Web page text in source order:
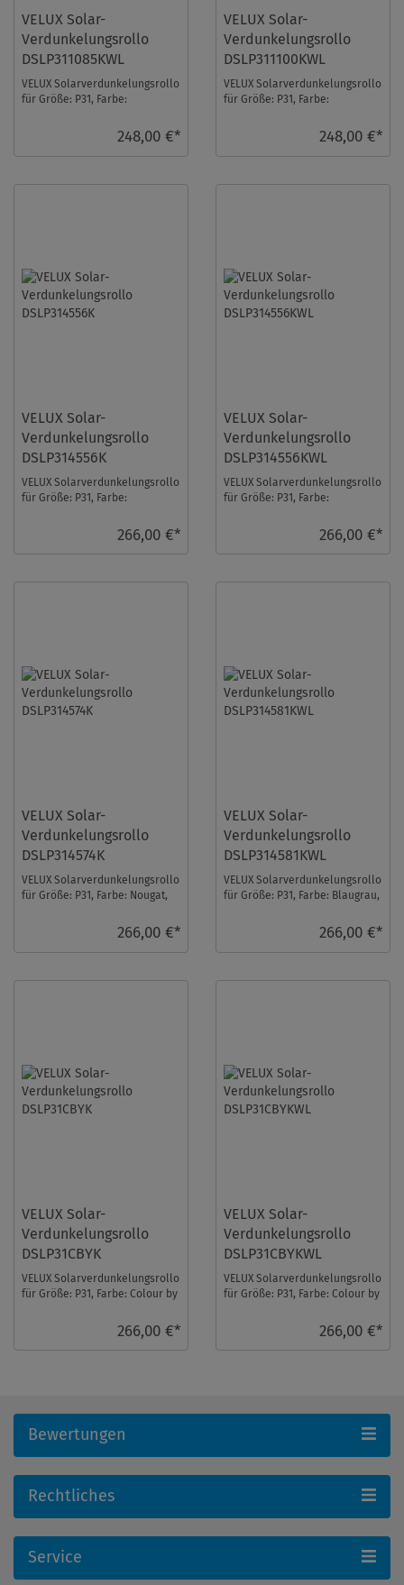
VELUX Solar-
Verdunkelungsrollo
DSLP311085KWL
VELUX Solarverdunkelungsrollo
für Größe: P31, Farbe:
248,00 €*
VELUX Solar-
Verdunkelungsrollo
DSLP311100KWL
VELUX Solarverdunkelungsrollo
für Größe: P31, Farbe:
248,00 €*
VELUX Solar-
Verdunkelungsrollo
DSLP314556K
VELUX Solarverdunkelungsrollo
für Größe: P31, Farbe:
homecontrol kompa ...266,00 €*
VELUX Solar-
Verdunkelungsrollo
DSLP314556KWL
VELUX Solarverdunkelungsrollo
für Größe: P31, Farbe:
266,00 €*
VELUX Solar-
Verdunkelungsrollo
DSLP314574K
VELUX Solarverdunkelungsrollo
für Größe: P31, Farbe: Nougat,
266,00 €*
VELUX Solar-
Verdunkelungsrollo
DSLP314581KWL
VELUX Solarverdunkelungsrollo
für Größe: P31, Farbe: Blaugrau,
266,00 €*
VELUX Solar-
Verdunkelungsrollo
DSLP31CBYK
VELUX Solarverdunkelungsrollo
für Größe: P31, Farbe: Colour by
266,00 €*
VELUX Solar-
Verdunkelungsrollo
DSLP31CBYKWL
VELUX Solarverdunkelungsrollo
für Größe: P31, Farbe: Colour by
266,00 €*
Bewertungen
Rechtliches
Service